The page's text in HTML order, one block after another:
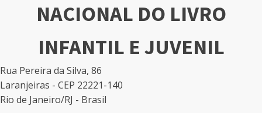
NACIONAL DO LIVRO
INFANTIL E JUVENIL
Rua Pereira da Silva, 86
Laranjeiras - CEP 22221-140
Rio de Janeiro/RJ - Brasil